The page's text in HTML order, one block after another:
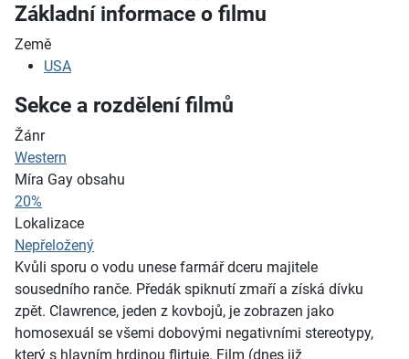
Základní informace o filmu
Země
USA
Sekce a rozdělení filmů
Žánr
Western
Míra Gay obsahu
20%
Lokalizace
Nepřeložený
Kvůli sporu o vodu unese farmář dceru majitele
sousedního ranče. Předák spiknutí zmaří a získá dívku
zpět. Clawrence, jeden z kovbojů, je zobrazen jako
homosexuál se všemi dobovými negativními stereotypy,
který s hlavním hrdinou flirtuje. Film (dnes již